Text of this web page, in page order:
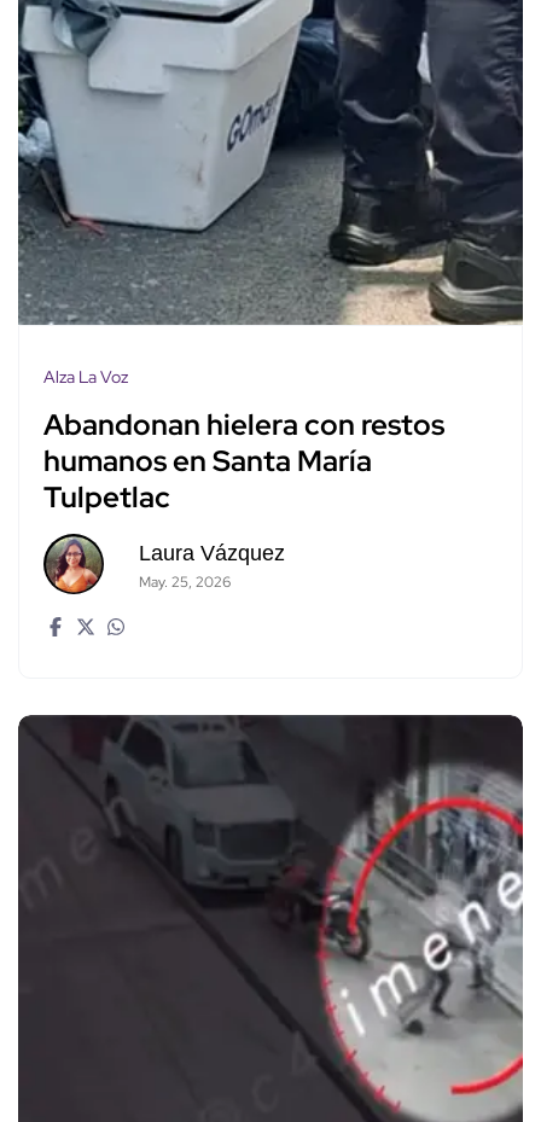
Alza La Voz
Abandonan hielera con restos
humanos en Santa María
Tulpetlac
Laura Vázquez
May. 25, 2026